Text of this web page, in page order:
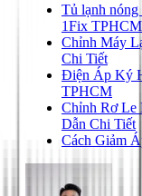
Tủ lạnh nóng
1Fix TPHCM
Chỉnh Máy
Chi Tiết
Điện Áp Ký
TPHCM
Chỉnh Rơ Le
Dẫn Chi Tiết
Cách Giảm